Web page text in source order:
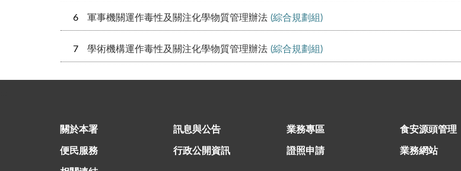
6 軍事機關運作毒性及關注化學物質管理辦法 (綜合規劃組)
7 學術機構運作毒性及關注化學物質管理辦法 (綜合規劃組)
關於本署 訊息與公告 業務專區 食安源頭管理
便民服務 行政公開資訊 證照申請 業務網站